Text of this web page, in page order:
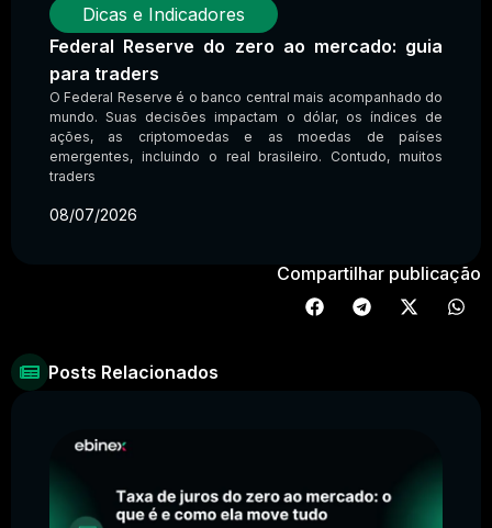
Dicas e Indicadores
Federal Reserve do zero ao mercado: guia
para traders
O Federal Reserve é o banco central mais acompanhado do
mundo. Suas decisões impactam o dólar, os índices de
ações, as criptomoedas e as moedas de países
emergentes, incluindo o real brasileiro. Contudo, muitos
traders
08/07/2026
Compartilhar publicação
Posts Relacionados